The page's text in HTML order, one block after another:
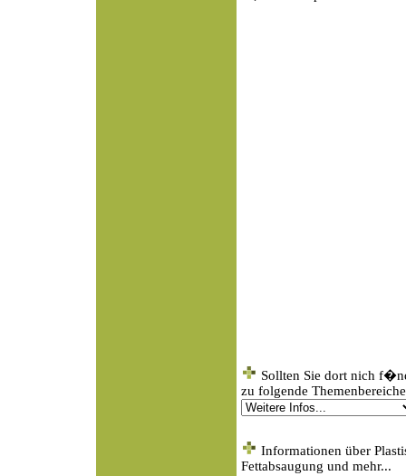
Sollten Sie dort nich
zu folgende
Informationen über
Fettabsaugung und mehr...